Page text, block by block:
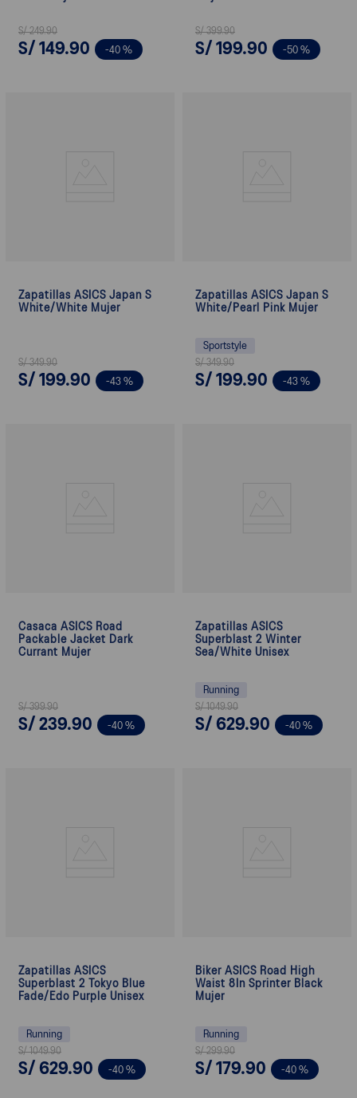
S/ 249.90
S/ 149.90 -40 %
S/ 399.90
S/ 199.90 -50 %
Zapatillas ASICS Japan S
White/White Mujer
S/ 349.90
S/ 199.90 -43 %
Zapatillas ASICS Japan S
White/Pearl Pink Mujer
Sportstyle
S/ 349.90
S/ 199.90 -43 %
Casaca ASICS Road
Packable Jacket Dark
Currant Mujer
S/ 399.90
S/ 239.90 -40 %
Zapatillas ASICS
Superblast 2 Winter
Sea/White Unisex
Running
S/ 1049.90
S/ 629.90 -40 %
Zapatillas ASICS
Superblast 2 Tokyo Blue
Fade/Edo Purple Unisex
Running
S/ 1049.90
S/ 629.90 -40 %
Biker ASICS Road High
Waist 8In Sprinter Black
Mujer
Running
S/ 299.90
S/ 179.90 -40 %